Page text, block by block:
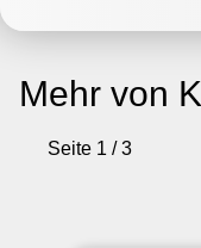
Mehr von
Seite 1 / 3